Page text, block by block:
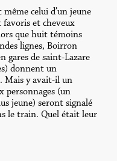
celui d’un jeune
favoris et cheveux
que huit témoins
lignes, Boirron
gares de saint-Lazare
donnent un
Mais y avait-il un
personnages (un
jeune) seront signalé
le train. Quel était leur